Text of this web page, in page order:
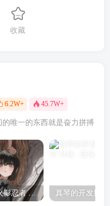
收藏
6.2W+ 45.7W+
唯一的东西就是奋力拼搏
angel yeah火影忍者 Angel